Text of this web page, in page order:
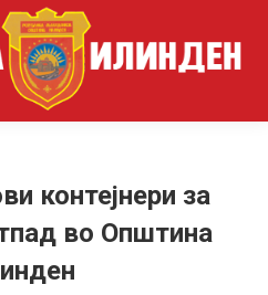
контејнери за
во Општина